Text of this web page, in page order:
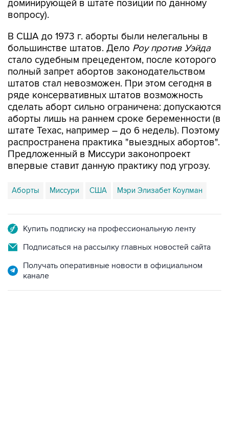
В США до 1973 г. аборты были нелегальны в
стало судебным прецедентом, после которого
полный запрет абортов законодательством
штатов стал невозможен. При этом сегодня в
ряде консервативных штатов возможность
сделать аборт сильно ограничена: допускаются
аборты лишь на раннем сроке беременности (в
штате Техас, например – до 6 недель). Поэтому
распространена практика "выездных абортов".
Предложенный в Миссури законопроект
впервые ставит данную практику под угрозу.
Аборты Миссури США Мэри Элизабет Коулман
Подписаться на рассылку главных новостей сайта
Получать оперативные новости в официальном